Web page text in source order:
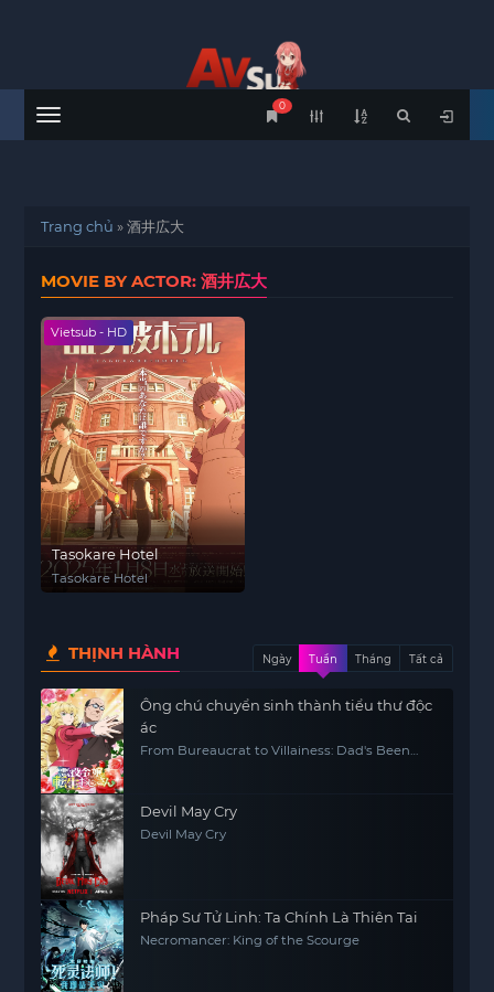
Menu
0
Trang chủ »酒井広大
MOVIE BY ACTOR: 酒井広大
Vietsub - HD
Tasokare Hotel
Tasokare Hotel
THỊNH HÀNH Ngày Tuần Tháng Tất cả
Ông chú chuyển sinh thành tiểu thư độc
ác
From Bureaucrat to Villainess: Dad's Been
Devil May Cry
Devil May Cry
Pháp Sư Tử Linh: Ta Chính Là Thiên Tai
Necromancer: King of the Scourge